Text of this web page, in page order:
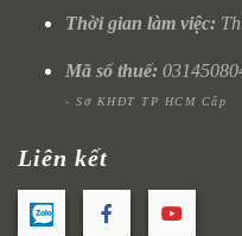
Thời gian làm việc:
Mã số thuế:
- Sở KHĐT TP HCM Cấp
Liên kết